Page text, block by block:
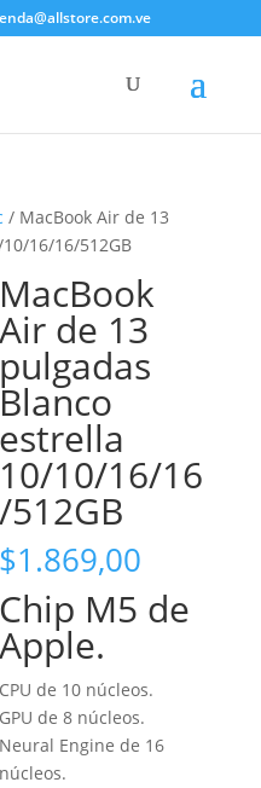
/ MacBook Air de 13
16/16/512GB
MacBook
Air de 13
pulgadas
Blanco
estrella
10/10/16/16
/512GB
$1.869,00
Chip M5 de
Apple.
CPU de 10 núcleos.
GPU de 8 núcleos.
Neural Engine de 16
núcleos.